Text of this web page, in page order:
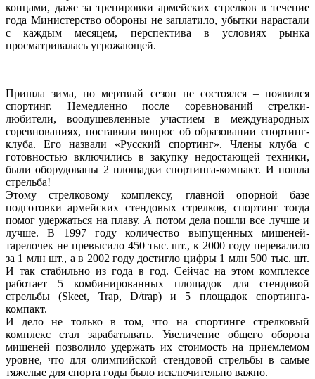
концами, даже за тренировки армейских стрелков в течение
года Министерство обороны не заплатило, убытки нарастали
с каждым месяцем, перспектива в условиях рынка
просматривалась угрожающей.
Пришла зима, но мертвый сезон не состоялся – появился
спортинг. Немедленно после соревнований стрелки-
любители, воодушевленные участием в международных
соревнованиях, поставили вопрос об образовании спортинг-
клуба. Его назвали «Русский спортинг». Члены клуба с
готовностью включились в закупку недостающей техники,
были оборудованы 2 площадки спортинга-компакт. И пошла
стрельба!
Этому стрелковому комплексу, главной опорной базе
подготовки армейских стендовых стрелков, спортинг тогда
помог удержаться на плаву. А потом дела пошли все лучше и
лучше. В 1997 году количество выпущенных мишеней-
тарелочек не превысило 450 тыс. шт., к 2000 году перевалило
за 1 млн шт., а в 2002 году достигло цифры 1 млн 500 тыс. шт.
И так стабильно из года в год. Сейчас на этом комплексе
работает 5 комбинированных площадок для стендовой
стрельбы (Skeet, Trap, D/trap) и 5 площадок спортинга-
компакт.
И дело не только в том, что на спортинге стрелковый
комплекс стал зарабатывать. Увеличение общего оборота
мишеней позволило удержать их стоимость на приемлемом
уровне, что для олимпийской стендовой стрельбы в самые
тяжелые для спорта годы было исключительно важно.